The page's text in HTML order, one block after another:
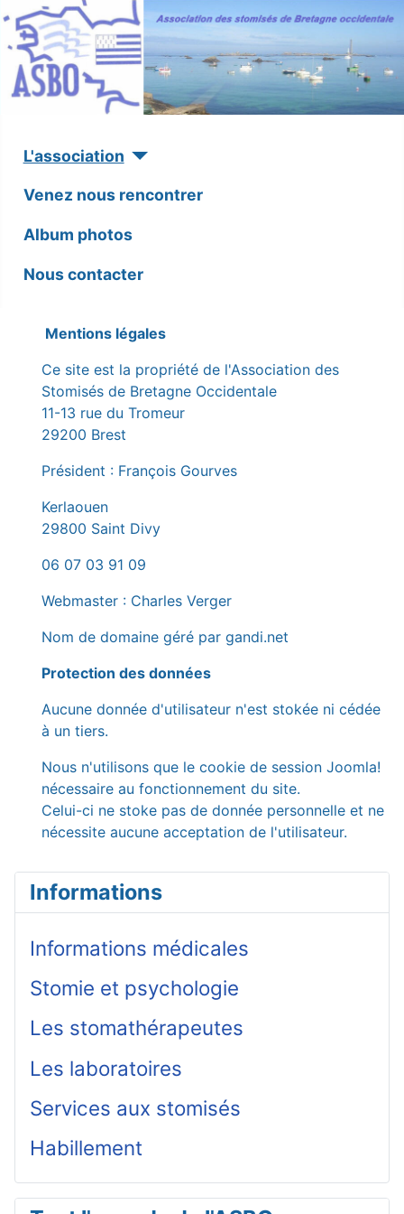
L'association
Venez nous rencontrer
Album photos
Nous contacter
Informations
Informations médicales
Stomie et psychologie
Les stomathérapeutes
Les laboratoires
Services aux stomisés
Habillement
Mentions légales
Ce site est la propriété de l'Association des
Stomisés de Bretagne Occidentale
11-13 rue du Tromeur
29200 Brest
Président : François Gourves
Kerlaouen
29800 Saint Divy
06 07 03 91 09
Webmaster : Charles Verger
Nom de domaine géré par gandi.net
Protection des données
Aucune donnée d'utilisateur n'est stokée ni cédée
à un tiers.
Nous n'utilisons que le cookie de session Joomla!
nécessaire au fonctionnement du site.
Celui-ci ne stoke pas de donnée personnelle et ne
nécessite aucune acceptation de l'utilisateur.